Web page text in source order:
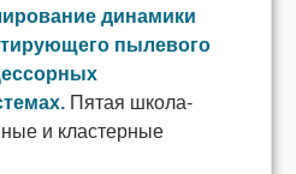
динамики
пылевого
. Пятая школа-
и кластерные